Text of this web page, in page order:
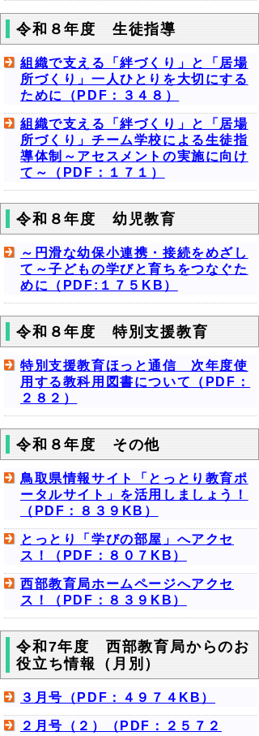
令和８年度 生徒指導
組織で支える「絆づくり」と「居場
所づくり」一人ひとりを大切にする
ために（PDF：３４８）
組織で支える「絆づくり」と「居場
所づくり」チーム学校による生徒指
導体制～アセスメントの実施に向け
て～（PDF：１７１）
令和８年度 幼児教育
～円滑な幼保小連携・接続をめざし
て～子どもの学びと育ちをつなぐた
めに（PDF:１７５KB）
令和８年度 特別支援教育
特別支援教育ほっと通信 次年度使
用する教科用図書について（PDF：
２８２）
令和８年度 その他
鳥取県情報サイト「とっとり教育ポ
ータルサイト」を活用しましょう！
（PDF：８３９KB）
とっとり「学びの部屋」へアクセ
ス！（PDF：８０７KB）
西部教育局ホームページへアクセ
ス！（PDF：８３９KB）
令和7年度 西部教育局からのお
役立ち情報（月別）
３月号（PDF：４９７４KB）
２月号（２）（PDF：２５７２